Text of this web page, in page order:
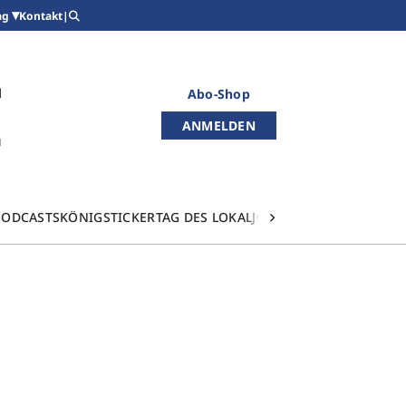
Kontakt|
Abo-Shop
ANMELDEN
KÖNIGSTICKERTAG DES LOKALJOURNALISMUS